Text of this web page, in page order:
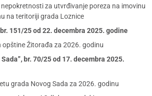
za utvrđivanje poreza na imovinu
na teritoriji grada Loznice
151/25 od 22. decembra 2025. godine
opštine Žitorađa za 2026. godinu
br. 70/25 od 17. decembra 2025.
grada Novog Sada za 2026. godinu